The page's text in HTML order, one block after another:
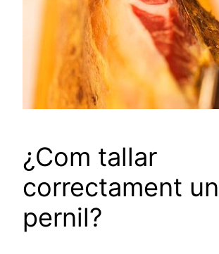
¿Com tallar
correctament un
pernil?